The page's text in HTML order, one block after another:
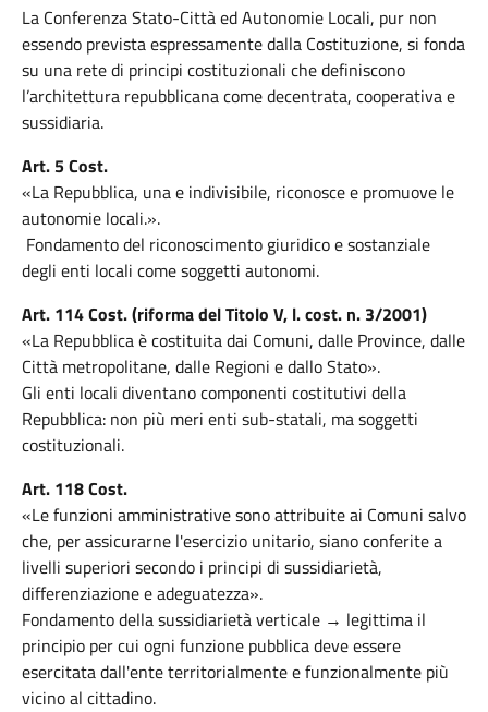
La Conferenza Stato-Città ed Autonomie Locali, pur non
essendo prevista espressamente dalla Costituzione, si fonda
su una rete di principi costituzionali che definiscono
l’architettura repubblicana come decentrata, cooperativa e
sussidiaria.
Art. 5 Cost.
«La Repubblica, una e indivisibile, riconosce e promuove le
autonomie locali.».
Fondamento del riconoscimento giuridico e sostanziale
degli enti locali come soggetti autonomi.
Art. 114 Cost. (riforma del Titolo V, l. cost. n. 3/2001)
«La Repubblica è costituita dai Comuni, dalle Province, dalle
Città metropolitane, dalle Regioni e dallo Stato».
Gli enti locali diventano componenti costitutivi della
Repubblica: non più meri enti sub-statali, ma soggetti
costituzionali.
Art. 118 Cost.
«Le funzioni amministrative sono attribuite ai Comuni salvo
che, per assicurarne l'esercizio unitario, siano conferite a
livelli superiori secondo i principi di sussidiarietà,
differenziazione e adeguatezza».
Fondamento della sussidiarietà verticale → legittima il
principio per cui ogni funzione pubblica deve essere
esercitata dall'ente territorialmente e funzionalmente più
vicino al cittadino.